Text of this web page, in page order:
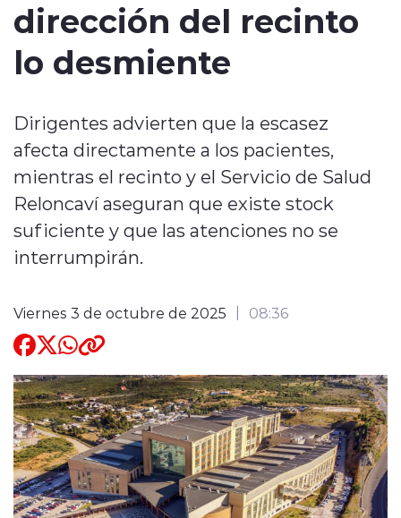
Deportes
Entrevistas
modo claro
dirección del recinto
lo desmiente
Dirigentes advierten que la escasez
afecta directamente a los pacientes,
mientras el recinto y el Servicio de Salud
Reloncaví aseguran que existe stock
suficiente y que las atenciones no se
interrumpirán.
Viernes 3 de octubre de 2025 08:36